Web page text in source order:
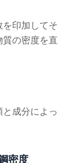
印加してそ
の密度を直
成分によっ
密度